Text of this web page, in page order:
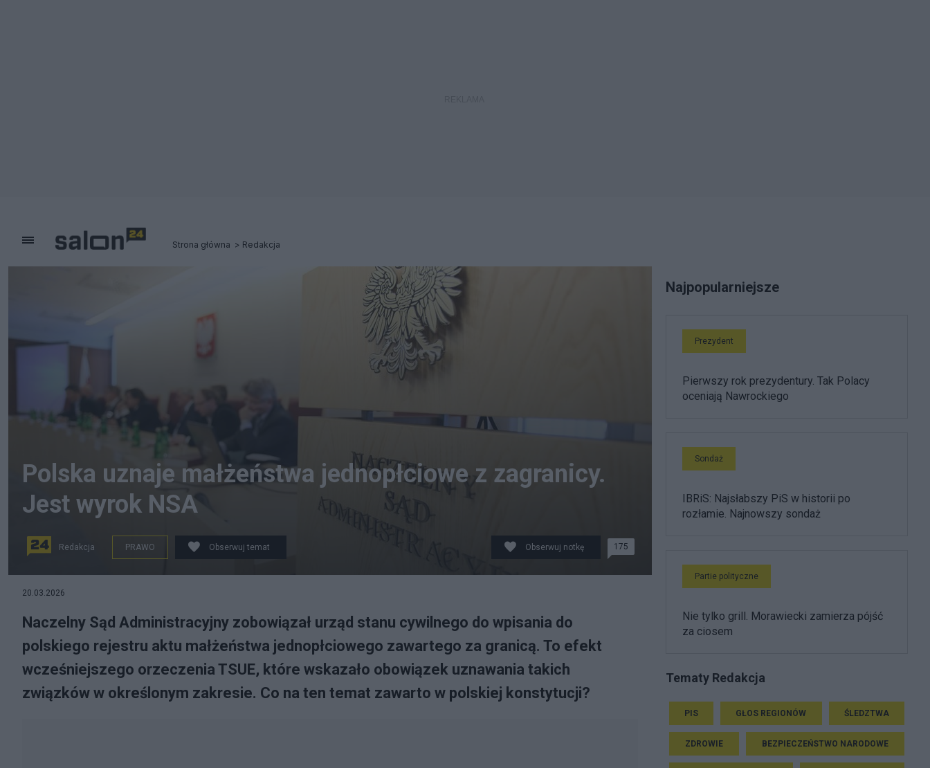
Strona główna Redakcja
Polska uznaje małżeństwa jednopłciowe z zagranicy.
Jest wyrok NSA
Redakcja PRAWO Obserwuj temat Obserwuj notkę 175
20.03.2026
Naczelny Sąd Administracyjny zobowiązał urząd stanu cywilnego do wpisania do
polskiego rejestru aktu małżeństwa jednopłciowego zawartego za granicą. To efekt
wcześniejszego orzeczenia TSUE, które wskazało obowiązek uznawania takich
związków w określonym zakresie. Co na ten temat zawarto w polskiej konstytucji?
Najpopularniejsze
Prezydent
Pierwszy rok prezydentury. Tak Polacy
oceniają Nawrockiego
Sondaż
IBRiS: Najsłabszy PiS w historii po
rozłamie. Najnowszy sondaż
Partie polityczne
Nie tylko grill. Morawiecki zamierza pójść
za ciosem
Tematy Redakcja
PIS GŁOS REGIONÓW ŚLEDZTWA
ZDROWIE BEZPIECZEŃSTWO NARODOWE